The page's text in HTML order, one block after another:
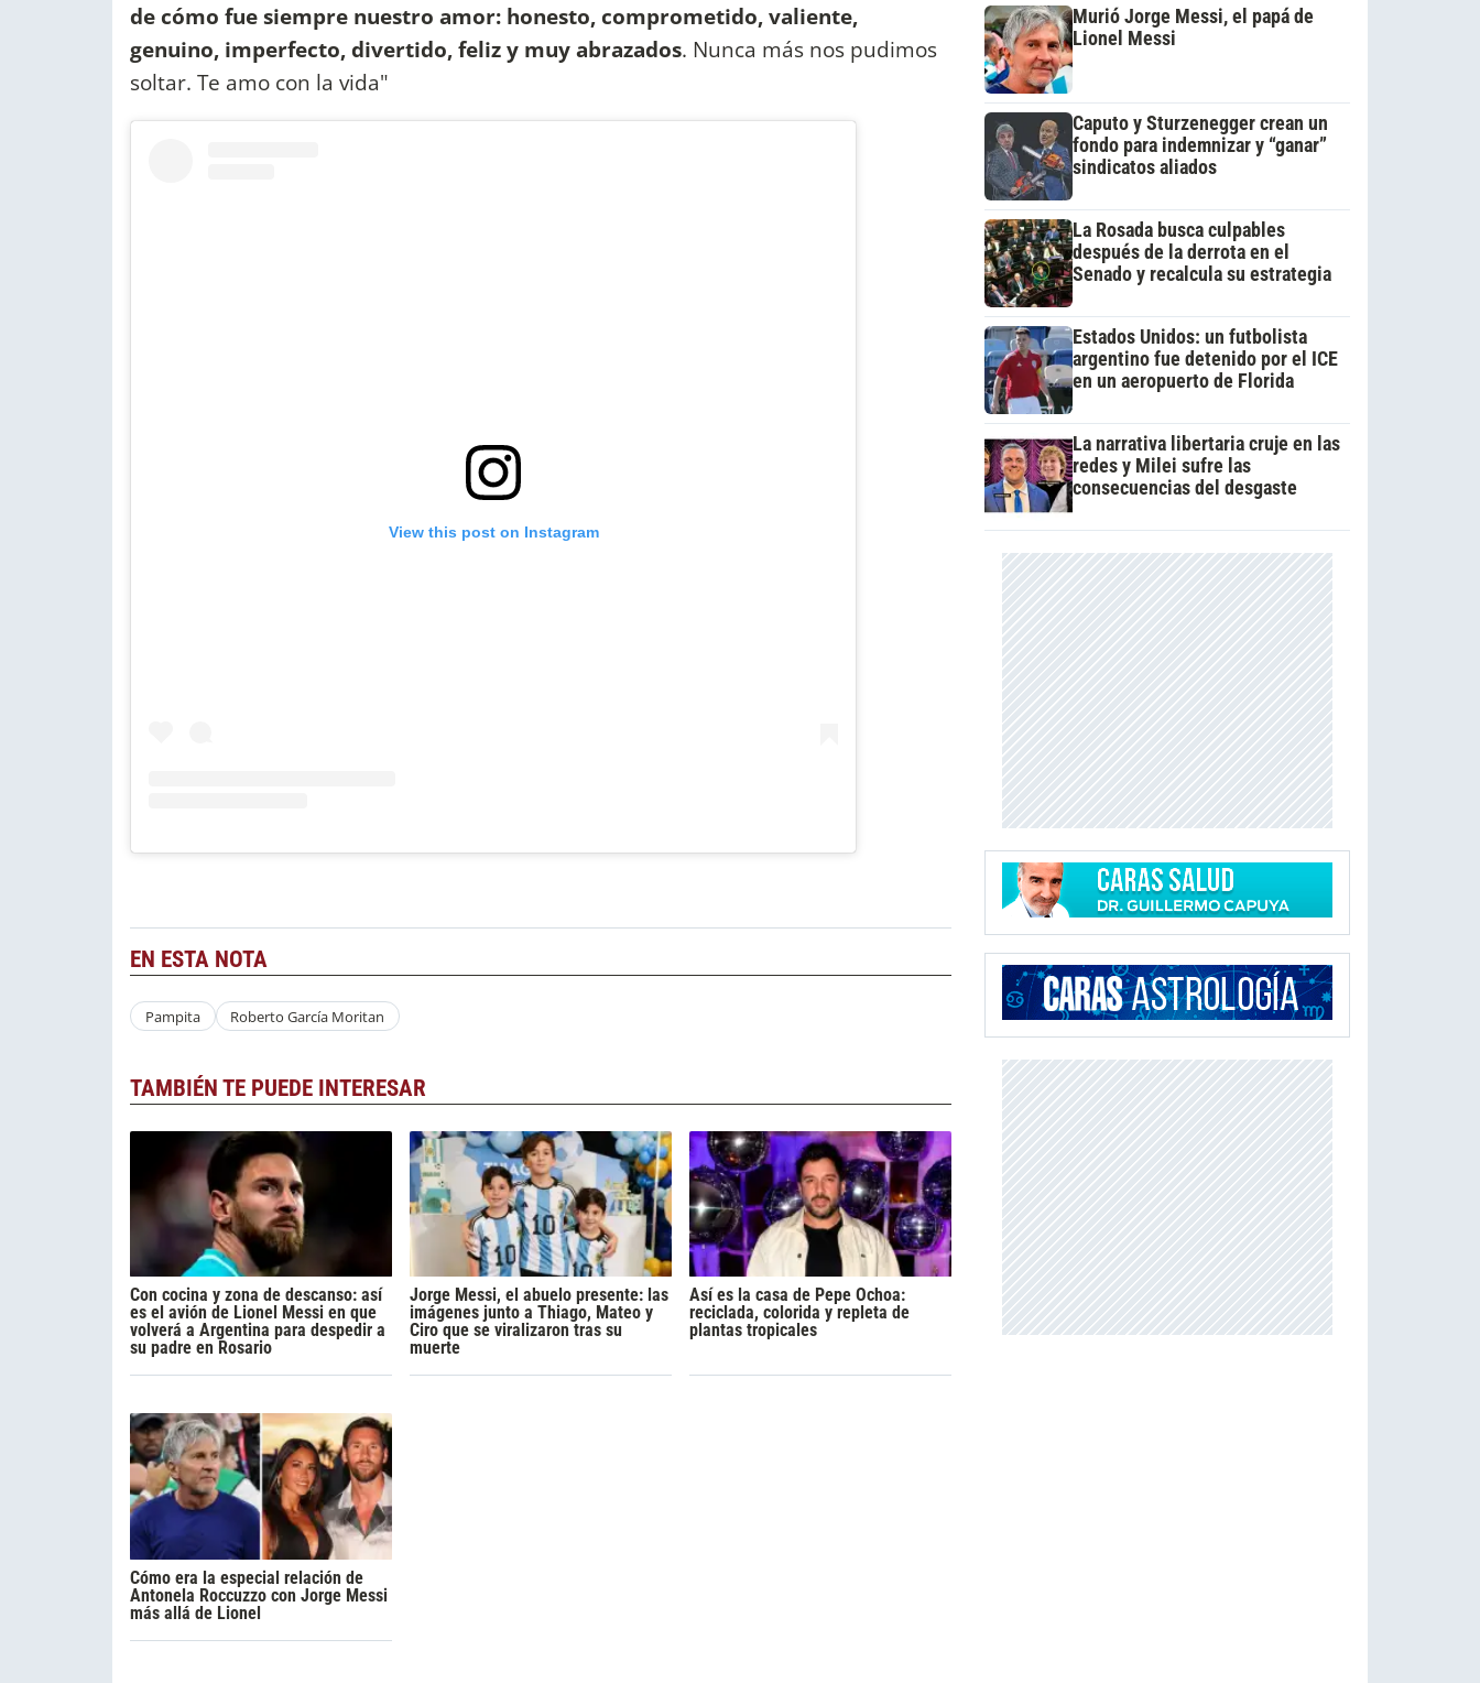
de cómo fue siempre nuestro amor: honesto, comprometido, valiente,
genuino, imperfecto, divertido, feliz y muy abrazados. Nunca más nos pudimos
soltar. Te amo con la vida"
View this post on Instagram
EN ESTA NOTA
Pampita Roberto García Moritan
TAMBIÉN TE PUEDE INTERESAR
Con cocina y zona de descanso: así
es el avión de Lionel Messi en que
volverá a Argentina para despedir a
su padre en Rosario
Jorge Messi, el abuelo presente: las
imágenes junto a Thiago, Mateo y
Ciro que se viralizaron tras su
muerte
Así es la casa de Pepe Ochoa:
reciclada, colorida y repleta de
plantas tropicales
Cómo era la especial relación de
Antonela Roccuzzo con Jorge Messi
más allá de Lionel
Murió Jorge Messi, el papá de
Lionel Messi
Caputo y Sturzenegger crean un
fondo para indemnizar y “ganar”
sindicatos aliados
La Rosada busca culpables
después de la derrota en el
Senado y recalcula su estrategia
Estados Unidos: un futbolista
argentino fue detenido por el ICE
en un aeropuerto de Florida
La narrativa libertaria cruje en las
redes y Milei sufre las
consecuencias del desgaste